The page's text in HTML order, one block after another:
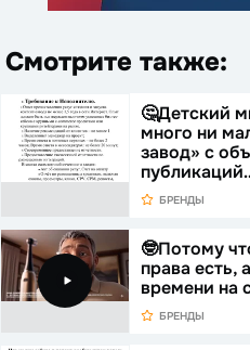
Смотрите также:
🤔Детский
много ни
завод» с
БРЕНДЫ
🤓Потому
права есть,
времени на
БРЕНДЫ